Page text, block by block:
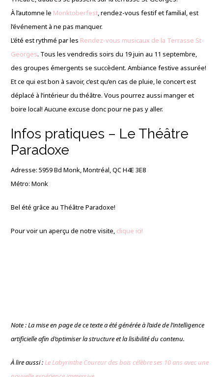
À l’automne le Monktoberfest, rendez-vous festif et familial, est
l’événement à ne pas manquer.
L’été est rythmé par les Rendez-vous musicaux de la Terrasse St-
Georges. Tous les vendredis soirs du 19 juin au 11 septembre,
des groupes émergents se succèdent. Ambiance festive assurée!
Et ce qui est bon à savoir, c’est qu’en cas de pluie, le concert est
déplacé à l’intérieur du théâtre. Vous pourrez aussi manger et
boire local! Aucune excuse donc pour ne pas y aller.
Infos pratiques – Le Théâtre
Paradoxe
Adresse: 5959 Bd Monk, Montréal, QC H4E 3E8
Métro: Monk
Bel été grâce au Théâtre Paradoxe!
Pour voir un aperçu de notre visite, clique ici!
Note : La mise en page de ce texte a été générée à l’aide de l’intelligence
artificielle afin d’optimiser la structure et la lisibilité du contenu.
À lire aussi :Le Labyrinthe Coureur des bois célèbre ses 10 ans avec une